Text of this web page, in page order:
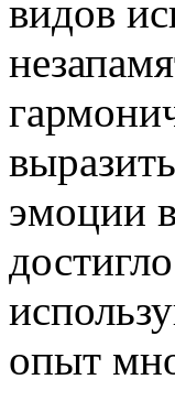
видов
эмоции
опыт